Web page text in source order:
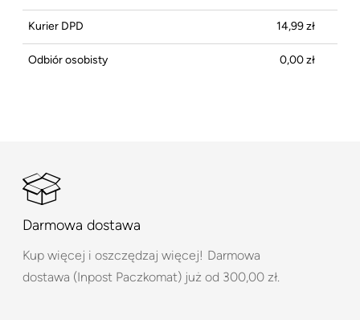
Kurier DPD 14,99 zł
Odbiór osobisty 0,00 zł
Darmowa dostawa
Kup więcej i oszczędzaj więcej! Darmowa
dostawa (Inpost Paczkomat) już od 300,00 zł.